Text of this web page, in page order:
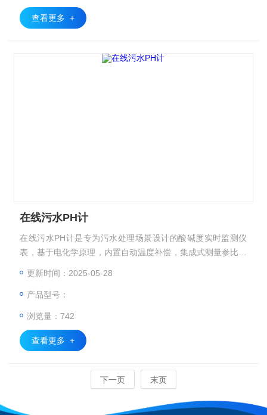
查看更多 +
在线污水PH计
在线污水PH计是专为污水处理场景设计的酸碱度实时监测仪
表，基于​​电化学原理，​​内置自动温度补偿，集成式测量参比温
更新时间：2025-05-28
产品型号：
浏览量：742
查看更多 +
下一页 末页